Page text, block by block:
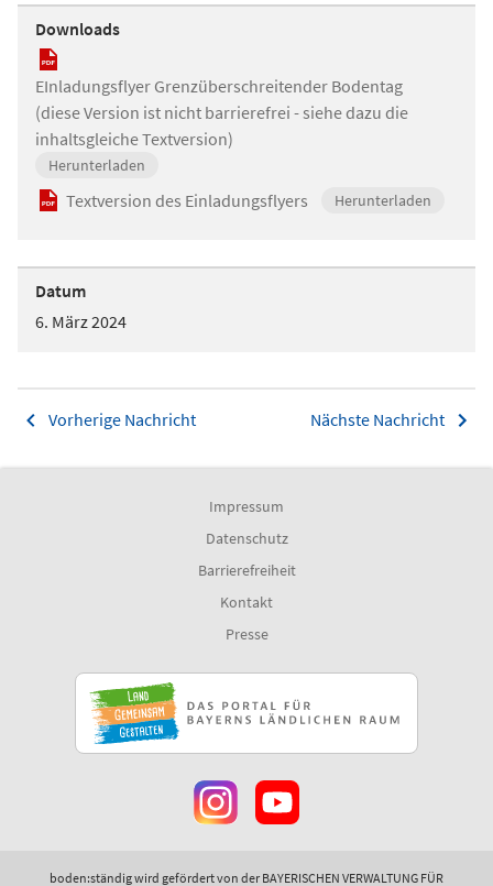
Downloads
EInladungsflyer Grenzüberschreitender Bodentag
(diese Version ist nicht barrierefrei - siehe dazu die
inhaltsgleiche Textversion)
Herunterladen
Textversion des Einladungsflyers Herunterladen
Datum
6. März 2024
Vorherige Nachricht Nächste Nachricht
Impressum
Datenschutz
Barrierefreiheit
Kontakt
Presse
boden:ständig wird gefördert von der BAYERISCHEN VERWALTUNG FÜR